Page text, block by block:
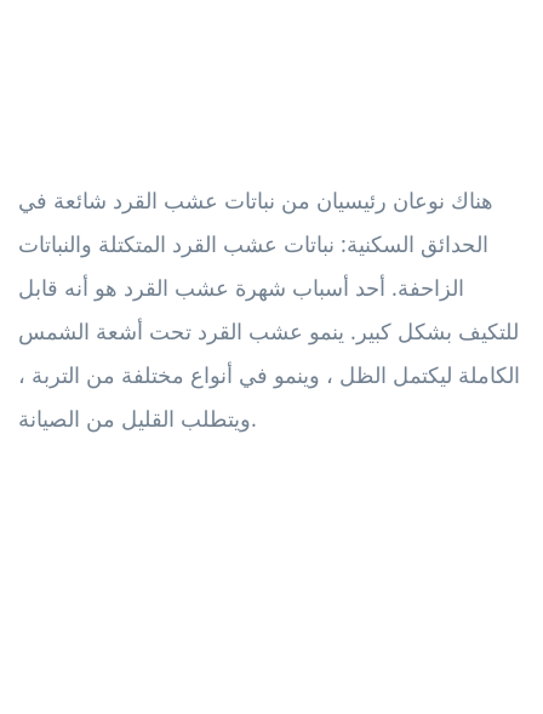
هناك نوعان رئيسيان من نباتات عشب القرد شائعة في
الحدائق السكنية: نباتات عشب القرد المتكتلة والنباتات
الزاحفة. أحد أسباب شهرة عشب القرد هو أنه قابل
للتكيف بشكل كبير. ينمو عشب القرد تحت أشعة الشمس
الكاملة ليكتمل الظل ، وينمو في أنواع مختلفة من التربة ،
ويتطلب القليل من الصيانة.